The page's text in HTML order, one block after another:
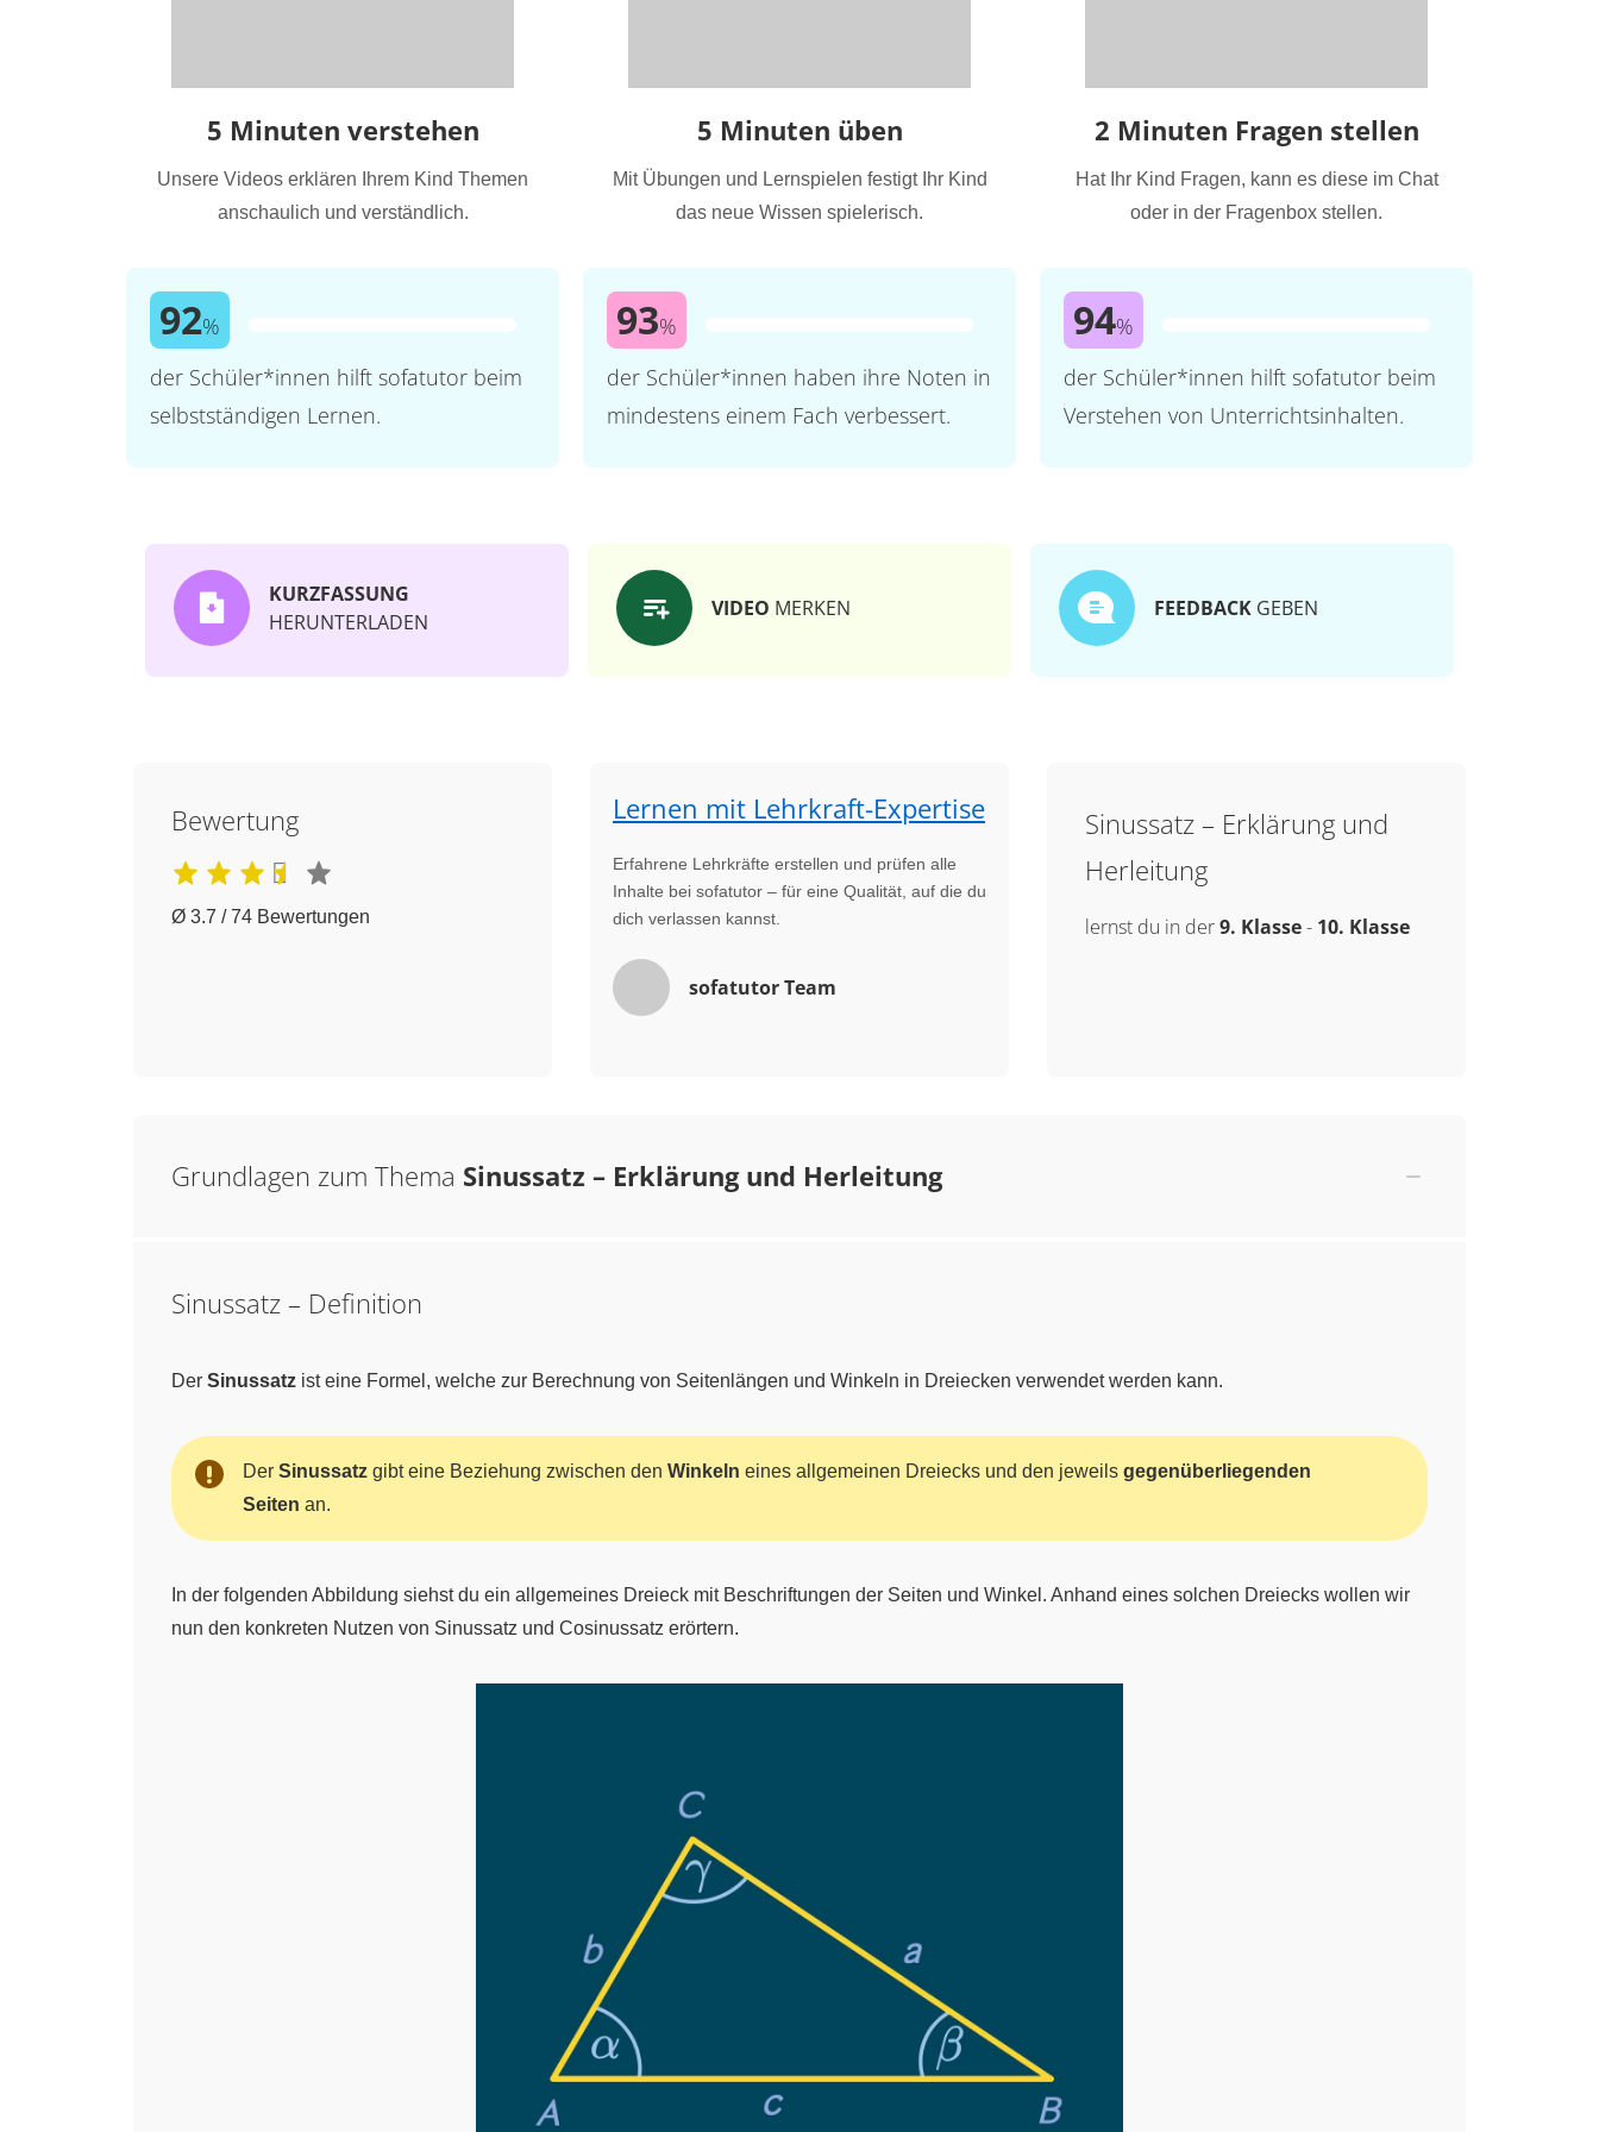
5 Minuten verstehen
Unsere Videos erklären Ihrem Kind Themen
anschaulich und verständlich.
92%
der Schüler*innen hilft sofatutor beim
selbstständigen Lernen.
5 Minuten üben
Mit Übungen und Lernspielen festigt Ihr Kind
das neue Wissen spielerisch.
93%
der Schüler*innen haben ihre Noten in
mindestens einem Fach verbessert.
2 Minuten Fragen stellen
Hat Ihr Kind Fragen, kann es diese im Chat
oder in der Fragenbox stellen.
94%
der Schüler*innen hilft sofatutor beim
Verstehen von Unterrichtsinhalten.
KURZFASSUNG
HERUNTERLADEN
VIDEO MERKEN FEEDBACK GEBEN
Bewertung
Ø 3.7 / 74 Bewertungen
Lernen mit Lehrkraft-Expertise
Erfahrene Lehrkräfte erstellen und prüfen alle
Inhalte bei sofatutor – für eine Qualität, auf die du
dich verlassen kannst.
sofatutor Team
Sinussatz – Erklärung und
Herleitung
lernst du in der9. Klasse- 10. Klasse
Grundlagen zum Thema Sinussatz – Erklärung und Herleitung
Sinussatz – Definition
Der Sinussatz ist eine Formel, welche zur Berechnung von Seitenlängen und Winkeln in Dreiecken verwendet werden kann.
Der Sinussatz gibt eine Beziehung zwischen den Winkeln eines allgemeinen Dreiecks und den jeweils gegenüberliegenden
Seiten an.
In der folgenden Abbildung siehst du ein allgemeines Dreieck mit Beschriftungen der Seiten und Winkel. Anhand eines solchen Dreiecks wollen wir
nun den konkreten Nutzen von Sinussatz und Cosinussatz erörtern.